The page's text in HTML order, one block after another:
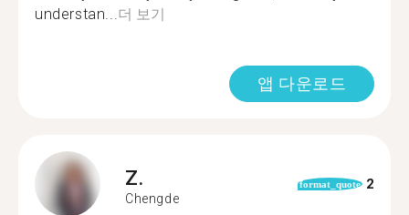
understan...더 보기
앱 다운로드
Z.
Chengde
format_quote 2